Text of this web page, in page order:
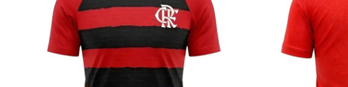
8º
mizuno
9º
via marte
10º tênis via marte